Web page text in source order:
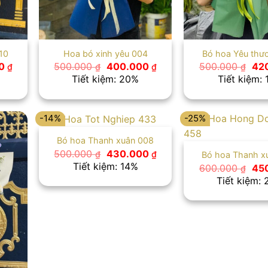
₫Giá
hiện
400.000 ₫.
Hoa bó xinh yêu 004
500.000₫ Giá
gốc
là:
400.000₫Giá
400.000 ₫.
Tiết kiệm: 20%
Bó hoa Yêu
500.000₫
Giá
gốc
là:
Tiết kiệm:
-14%
Bó hoa Thanh xuân 008
500.000₫ Giá
gốc
là:
430.000₫Giá
430.000 ₫.
Tiết kiệm: 14%
-25%
Bó hoa Thanh
600.000₫
Giá
gốc
là:
Tiết kiệm: